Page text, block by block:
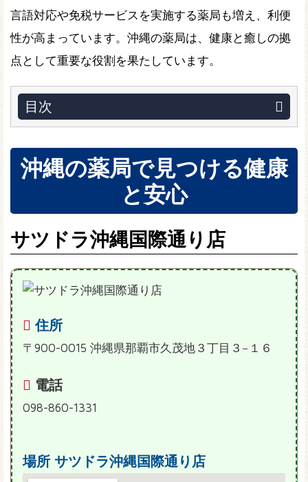
言語対応や免税サービスを実施する薬局も増え、利便
性が高まっています。沖縄の薬局は、健康と癒しの拠
点として重要な役割を果たしています。
目次
沖縄の薬局で見つける健康
と安心
サツドラ沖縄国際通り店
住所
〒900-0015 沖縄県那覇市久茂地３丁目３−１６
電話
098-860-1331
場所 サツドラ沖縄国際通り店